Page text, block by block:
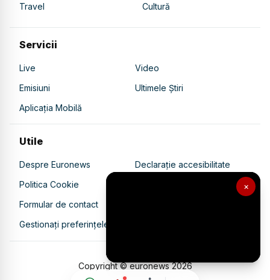
×
Travel
Cultură
Servicii
Live
Video
Emisiuni
Ultimele Știri
Aplicația Mobilă
Utile
Despre Euronews
Declarație accesibilitate
Politica Cookie
Politica de confidențialitate
Formular de contact
Gestionați preferințele
Copyright © euronews2026